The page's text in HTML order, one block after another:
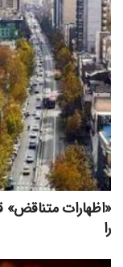
«اظهارات متناقض»
را